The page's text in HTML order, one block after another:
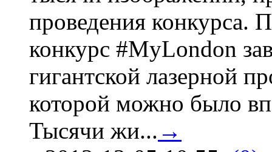
проведения конкурса.
конкурс #MyLondon
гигантской лазерной
которой можно было
Тысячи жи... →